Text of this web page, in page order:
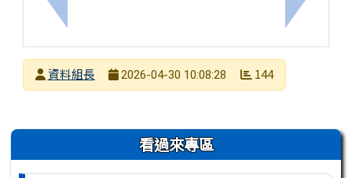
上一筆：高中營隊-「2026 元智大學 & 麻省理工學
下一筆：
發布者
資料組長
2026-04-30 10:08:28 144
左邊區域內容 看過來專區